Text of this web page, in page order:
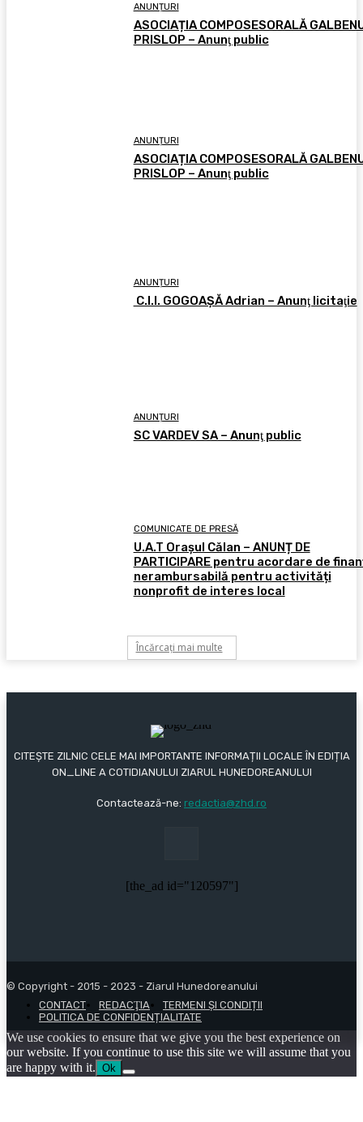
ANUNȚURI
ASOCIAȚIA COMPOSESORALĂ
PRISLOP – Anunţ public
ANUNȚURI
ASOCIAȚIA COMPOSESORALĂ
PRISLOP – Anunţ public
ANUNȚURI
C.I.I. GOGOAŞĂ Adrian – Anunţ licitaţie
ANUNȚURI
SC VARDEV SA – Anunţ public
COMUNICATE DE PRESĂ
U.A.T Orașul Călan – ANUNȚ DE
PARTICIPARE pentru acordare de
nerambursabilă pentru activități
nonprofit de interes local
Încărcați mai multe
CITEȘTE ZILNIC CELE MAI IMPORTANTE INFORMAȚII LOCALE ÎN EDIȚIA
ON_LINE A COTIDIANULUI ZIARUL HUNEDOREANULUI
Contactează-ne: redactia@zhd.ro
[the_ad id="120597"]
© Copyright - 2015 - 2023 - Ziarul Hunedoreanului
CONTACT
REDACŢIA
TERMENI ȘI CONDIȚII
POLITICA DE CONFIDENȚIALITATE
We use cookies to ensure that we give you the best experience on
our website. If you continue to use this site we will assume that you
are happy with it. Ok